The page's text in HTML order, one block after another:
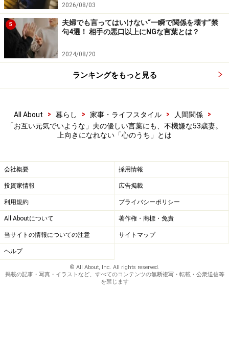
ルさんは何も聞かなかったが、1年たったとき相続はど
うなったのと軽い気持ちで聞いた。妻は「知らない」と
答えた。
「どうやら妻は、父親が亡くなってすぐ相続放棄の書類
にサインをしたようです。サインしたのかさせられたの
かは分からないけど、当時、妻はそういう話を何もして
らスルーしちゃったんですよね」
ところがその後、兄一家は実家をリフォームして引っ越
していった。どうやらある程度、まとまった預金なども
あったらしい。
「親戚からそんな話を聞いた妻は、兄に問いただしたそ
うです。でも相続を放棄したじゃないかと言われてそれ
っきり。だまされた証拠もないのでどうしようもない。
『あのとき、あなたがもうちょっと適切に動いてくれれ
ば、私は損しなくて済んだのに』『いくらか分からない
2026/08/03
5
夫婦でも言ってはいけない“一瞬で関係を壊す”禁
句4選！ 相手の悪口以上にNGな言葉とは？
2024/08/20
ランキングをもっと見る
All About > 暮らし > 家事・ライフスタイル > 人間関係
>
「お互い元気でいような」夫の優しい言葉にも、不機嫌な53歳妻。
上向きになれない「心のうち」とは
会社概要 採用情報
投資家情報 広告掲載
利用規約 プライバシーポリシー
All Aboutについて 著作権・商標・免責
当サイトの情報についての注意 サイトマップ
ヘルプ
© All About, Inc. All rights reserved.
掲載の記事・写真・イラストなど、すべてのコンテンツの無断複写・転載・公衆送信等
を禁じます